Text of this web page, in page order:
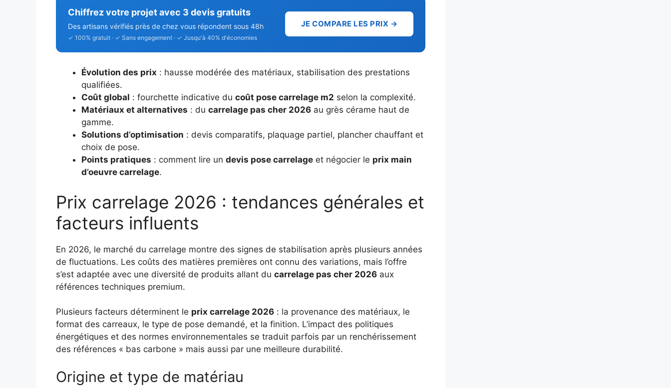
Chiffrez votre projet avec 3 devis gratuits
Des artisans vérifiés près de chez vous répondent sous 48h
✓ 100% gratuit · ✓ Sans engagement · ✓ Jusqu'à 40% d'économies
JE COMPARE LES PRIX →
Évolution des prix : hausse modérée des matériaux, stabilisation des prestations
qualifiées.
Coût global : fourchette indicative du coût pose carrelage m2 selon la complexité.
Matériaux et alternatives : du carrelage pas cher 2026 au grès cérame haut de
gamme.
Solutions d’optimisation : devis comparatifs, plaquage partiel, plancher chauffant et
choix de pose.
Points pratiques : comment lire un devis pose carrelage et négocier le prix main
d’oeuvre carrelage.
Prix carrelage 2026 : tendances générales et
facteurs influents
En 2026, le marché du carrelage montre des signes de stabilisation après plusieurs années
de fluctuations. Les coûts des matières premières ont connu des variations, mais l’offre
s’est adaptée avec une diversité de produits allant du carrelage pas cher 2026 aux
références techniques premium.
Plusieurs facteurs déterminent le prix carrelage 2026 : la provenance des matériaux, le
format des carreaux, le type de pose demandé, et la finition. L’impact des politiques
énergétiques et des normes environnementales se traduit parfois par un renchérissement
des références « bas carbone » mais aussi par une meilleure durabilité.
Origine et type de matériau